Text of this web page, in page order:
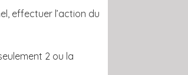
effectuer l’action du
2 ou la